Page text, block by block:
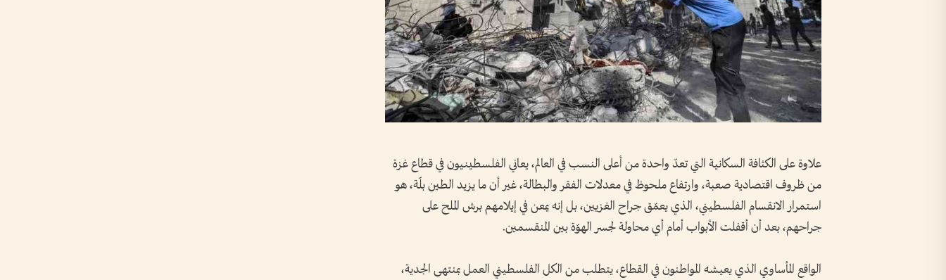
علاوة على الكثافة السكانية التي تعدّ واحدة من أعلى النسب في العالم، يعاني الفلسطينيون في قطاع غزة
من ظروف اقتصادية صعبة، وارتفاع ملحوظ في معدلات الفقر والبطالة، غير أن ما يزيد الطين بلّة، هو
استمرار الانقسام الفلسطيني، الذي يعمّق جراح الغزيين، بل إنه يمعن في إيلامهم برش الملح على
جراحهم، بعد أن أقفلت الأبواب أمام أي محاولة لجسر الهوّة بين المنقسمين.
الواقع المأساوي الذي يعيشه المواطنون في القطاع، يتطلب من الكل الفلسطيني العمل بمنتهى الجدية،